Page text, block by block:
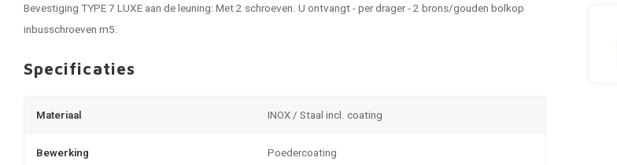
Bevestiging TYPE 7 LUXE aan de leuning: Met 2 schroeven. U ontvangt - per drager - 2 brons/gouden bolkop
inbusschroeven m5.
Specificaties
Materiaal INOX / Staal incl. coating
Bewerking Poedercoating